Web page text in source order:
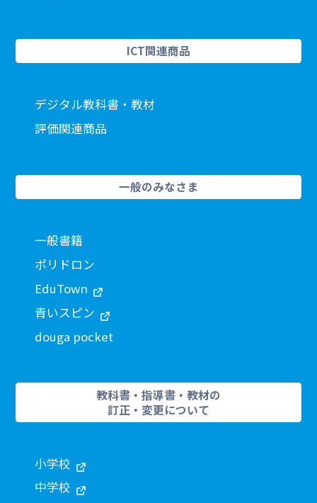
ICT関連商品
デジタル教科書・教材
評価関連商品
一般のみなさま
一般書籍
ポリドロン
EduTown
青いスピン
douga pocket
教科書・指導書・教材の
訂正・変更について
小学校
中学校